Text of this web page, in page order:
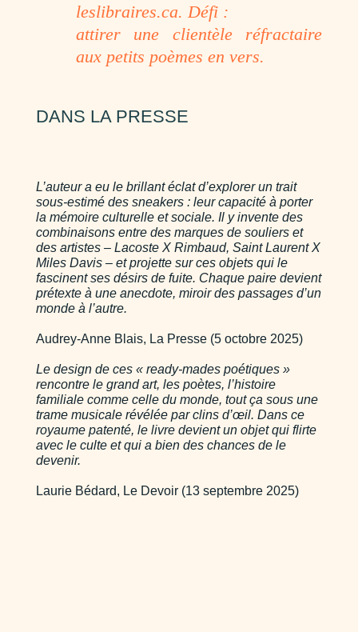
leslibraires.ca. Défi :
attirer une clientèle réfractaire
aux petits poèmes en vers.
DANS LA PRESSE
L’auteur a eu le brillant éclat d’explorer un trait
sous-estimé des sneakers : leur capacité à porter
la mémoire culturelle et sociale. Il y invente des
combinaisons entre des marques de souliers et
des artistes – Lacoste X Rimbaud, Saint Laurent X
Miles Davis – et projette sur ces objets qui le
fascinent ses désirs de fuite. Chaque paire devient
prétexte à une anecdote, miroir des passages d’un
monde à l’autre.
Audrey-Anne Blais, La Presse (5 octobre 2025)
Le design de ces « ready-mades poétiques »
rencontre le grand art, les poètes, l’histoire
familiale comme celle du monde, tout ça sous une
trame musicale révélée par clins d’œil. Dans ce
royaume patenté, le livre devient un objet qui flirte
avec le culte et qui a bien des chances de le
devenir.
Laurie Bédard, Le Devoir (13 septembre 2025)